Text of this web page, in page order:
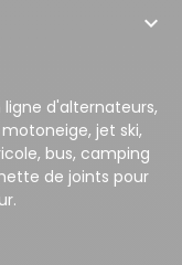

d'alternateurs,
jet ski,
bus, camping
de joints pour